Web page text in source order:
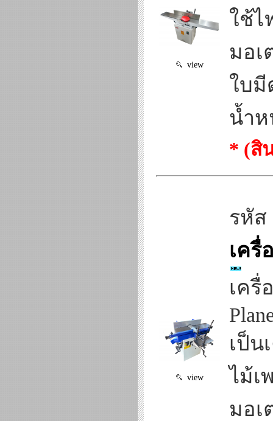
view
ใช้ไ
มอเ
ใบมี
น้ำห
* (สิ
view
รหัส
เครื่
เครื่
เป็น
ไม้เ
มอเ